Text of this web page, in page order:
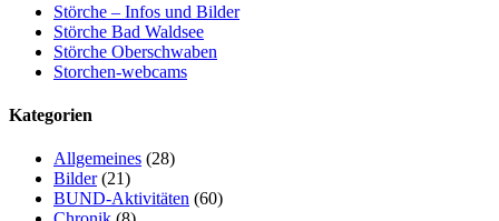
Störche – Infos und Bilder
Störche Bad Waldsee
Störche Oberschwaben
Storchen-webcams
Kategorien
Allgemeines (28)
Bilder(21)
BUND-Aktivitäten (60)